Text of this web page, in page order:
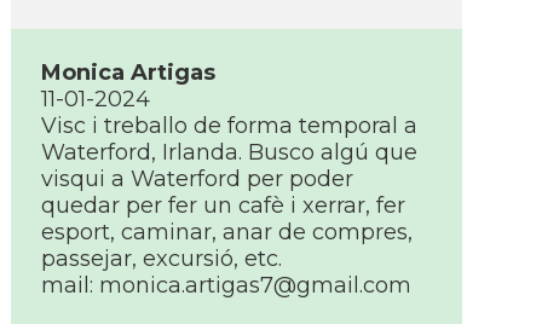
Monica Artigas
11-01-2024
Visc i treballo de forma temporal a
Waterford, Irlanda. Busco algú que
visqui a Waterford per poder
quedar per fer un cafè i xerrar, fer
esport, caminar, anar de compres,
passejar, excursió, etc.
mail: monica.artigas7@gmail.com